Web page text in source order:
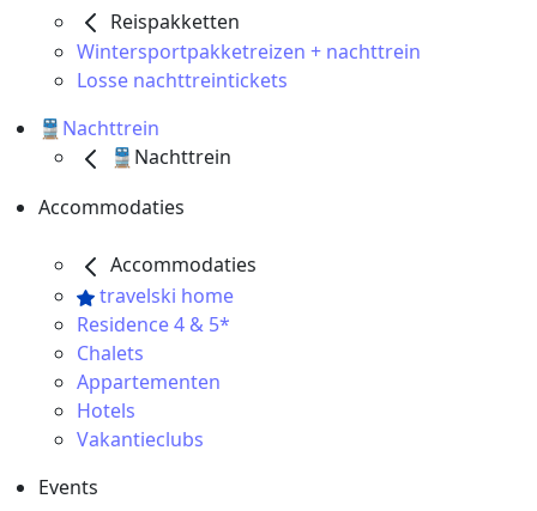
Reispakketten
Wintersportpakketreizen + nachttrein
Losse nachttreintickets
🚆Nachttrein
🚆Nachttrein
Accommodaties
Accommodaties
travelski home
Residence 4 & 5*
Chalets
Appartementen
Hotels
Vakantieclubs
Events